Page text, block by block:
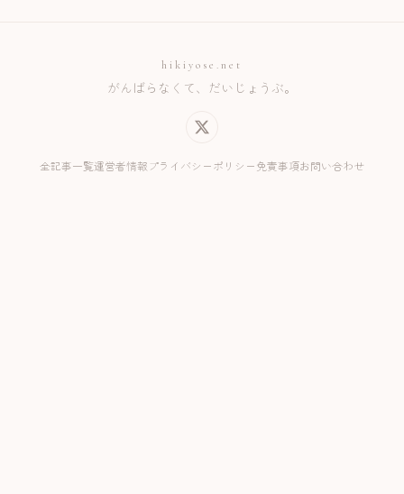
hikiyose.net
がんばらなくて、だいじょうぶ。
全記事一覧運営者情報 プライバシーポリシー免責事項お問い合わせ